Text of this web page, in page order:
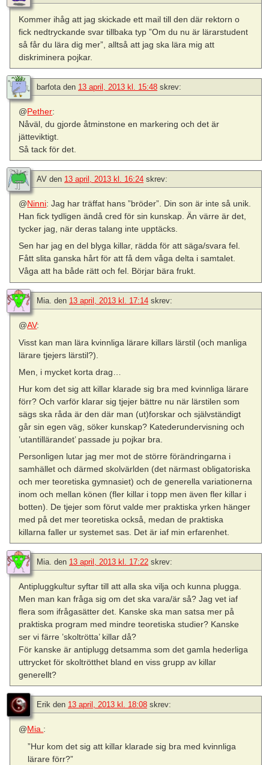
Kommer ihåg att jag skickade ett mail till den där rektorn o
fick nedtryckande svar tillbaka typ ”Om du nu är lärarstudent
så får du lära dig mer”, alltså att jag ska lära mig att
diskriminera pojkar.
barfotaden 13 april, 2013 kl. 15:48 skrev:
@Pether:
Nåväl, du gjorde åtminstone en markering och det är
jätteviktigt.
Så tack för det.
AV den 13 april, 2013 kl. 16:24 skrev:
@Ninni: Jag har träffat hans ”bröder”. Din son är inte så unik.
Han fick tydligen ändå cred för sin kunskap. Än värre är det,
tycker jag, när deras talang inte upptäcks.
Sen har jag en del blyga killar, rädda för att säga/svara fel.
Fått slita ganska hårt för att få dem våga delta i samtalet.
Våga att ha både rätt och fel. Börjar bära frukt.
Mia. den 13 april, 2013 kl. 17:14 skrev:
@AV:
Visst kan man lära kvinnliga lärare killars lärstil (och manliga
lärare tjejers lärstil?).
Men, i mycket korta drag…
Hur kom det sig att killar klarade sig bra med kvinnliga lärare
förr? Och varför klarar sig tjejer bättre nu när lärstilen som
sägs ska råda är den där man (ut)forskar och självständigt
går sin egen väg, söker kunskap? Katederundervisning och
’utantillärandet’ passade ju pojkar bra.
Personligen lutar jag mer mot de större förändringarna i
samhället och därmed skolvärlden (det närmast obligatoriska
och mer teoretiska gymnasiet) och de generella variationerna
inom och mellan könen (fler killar i topp men även fler killar i
botten). De tjejer som förut valde mer praktiska yrken hänger
med på det mer teoretiska också, medan de praktiska
killarna faller ur systemet sas. Det är iaf min erfarenhet.
Mia. den 13 april, 2013 kl. 17:22 skrev:
Antipluggkultur syftar till att alla ska vilja och kunna plugga.
Men man kan fråga sig om det ska vara/är så? Jag vet iaf
flera som ifrågasätter det. Kanske ska man satsa mer på
praktiska program med mindre teoretiska studier? Kanske
ser vi färre ’skoltrötta’ killar då?
För kanske är antiplugg detsamma som det gamla hederliga
uttrycket för skoltrötthet bland en viss grupp av killar
generellt?
Erik den 13 april, 2013 kl. 18:08 skrev:
@Mia.:
”Hur kom det sig att killar klarade sig bra med kvinnliga
lärare förr?”